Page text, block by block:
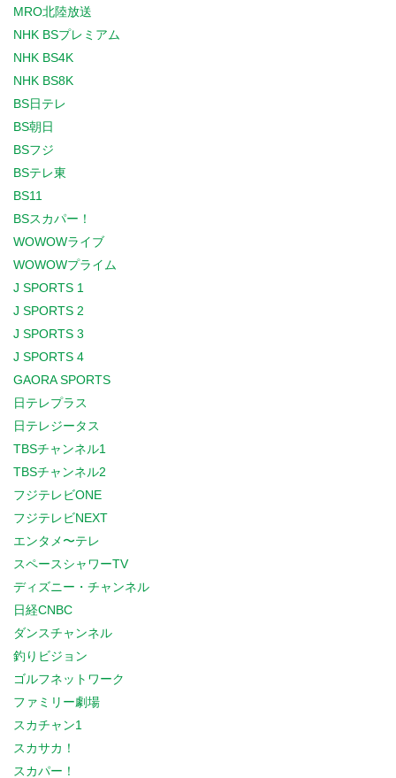
MRO北陸放送
NHK BSプレミアム
NHK BS4K
NHK BS8K
BS日テレ
BS朝日
BSフジ
BSテレ東
BS11
BSスカパー！
WOWOWライブ
WOWOWプライム
J SPORTS 1
J SPORTS 2
J SPORTS 3
J SPORTS 4
GAORA SPORTS
日テレプラス
日テレジータス
TBSチャンネル1
TBSチャンネル2
フジテレビONE
フジテレビNEXT
エンタメ〜テレ
スペースシャワーTV
ディズニー・チャンネル
日経CNBC
ダンスチャンネル
釣りビジョン
ゴルフネットワーク
ファミリー劇場
スカチャン1
スカサカ！
スカパー！